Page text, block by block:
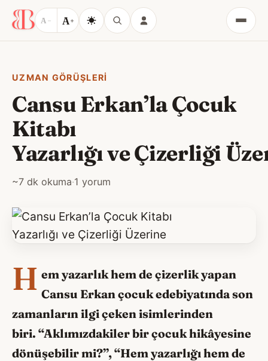
A − A+
Menü
UZMAN GÖRÜŞLERI
Cansu Erkan’la Çocuk
Kitabı
Yazarlığı ve Çizerliği
~7 dk okuma·1 yorum
H em yazarlık hem de çizerlik yapan
Cansu Erkan çocuk edebiyatında son
zamanların ilgi çeken isimlerinden
biri. “Aklımızdakiler bir çocuk hikâyesine
dönüşebilir mi?”,“Hem yazarlığı hem de